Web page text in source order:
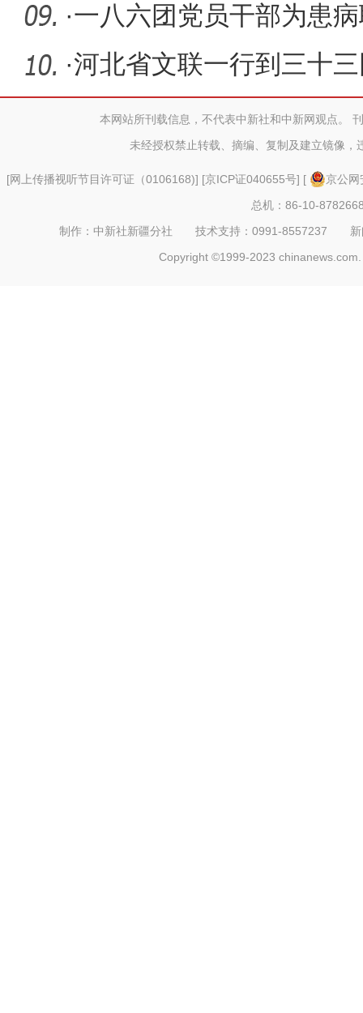
业技术学
·一八六团党员干部为患
·河北省文联一行到三十
本网站所刊载信息，不代表中新社和中新网观点。
未经授权禁止转载、摘编、复制及建立镜像，
[网上传播视听节目许可证（0106168)] [京ICP证040655号] [
京公
总机：86-10-
制作：中新社新疆分社 技术支持：0991-8557237
Copyright ©1999-2023